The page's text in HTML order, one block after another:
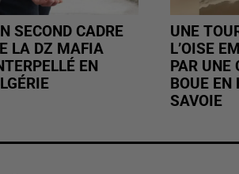
SECOND CADRE
LA DZ MAFIA
EN
UNE
L’OISE
PAR UNE
BOUE
SAVOIE